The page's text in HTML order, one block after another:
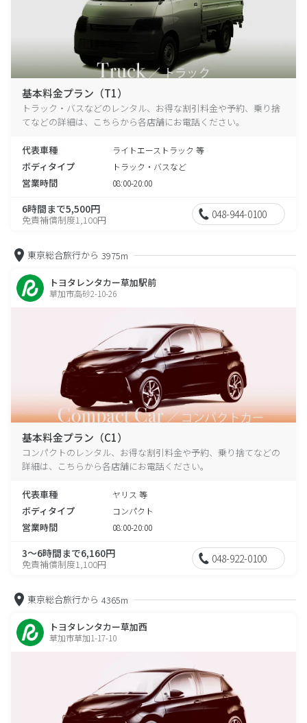
基本料金プラン（T1）
トラック・バスなどのレンタル、お得な割引料金や予約、乗り捨
てなどの詳細は、こちらから各店舗にお電話ください。
代表車種 ライトエーストラック 等
ボディタイプ トラック・バスなど
営業時間 08:00-20:00
6時間まで5,500円
免責補償制度1,100円 048-944-0100
東京総合旅行から 3975m
トヨタレンタカー草加駅前
草加市高砂2-10-26
基本料金プラン（C1）
コンパクトのレンタル、お得な割引料金や予約、乗り捨てなどの
詳細は、こちらから各店舗にお電話ください。
代表車種 ヤリス 等
ボディタイプ コンパクト
営業時間 08:00-20:00
3～6時間まで6,160円
免責補償制度1,100円 048-922-0100
東京総合旅行から 4365m
トヨタレンタカー草加西
草加市草加1-17-10